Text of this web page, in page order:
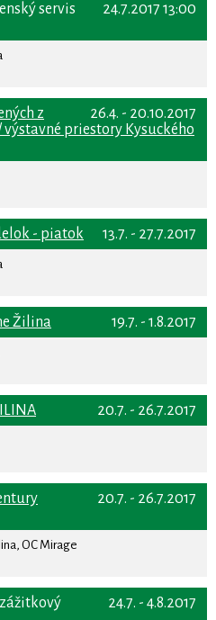
24.7.2017 13:00
servis
26.4. - 20.10.2017
z
výstavné priestory Kysuckého
13.7. - 27.7.2017
- piatok
19.7. - 1.8.2017
Žilina
20.7. - 26.7.2017
20.7. - 26.7.2017
OC Mirage
24.7. - 4.8.2017